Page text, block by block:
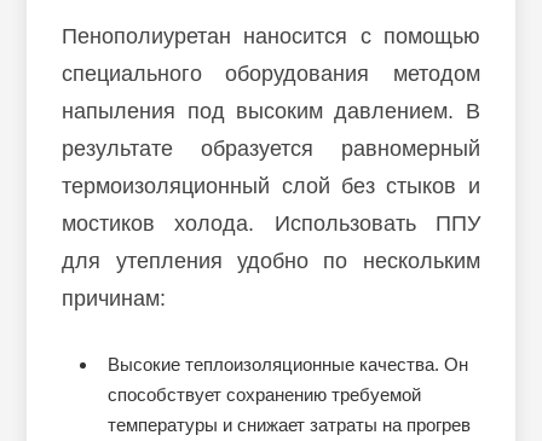
Пенополиуретан наносится с помощью
специального оборудования методом
напыления под высоким давлением. В
результате образуется равномерный
термоизоляционный слой без стыков и
мостиков холода. Использовать ППУ
для утепления удобно по нескольким
причинам:
Высокие теплоизоляционные качества. Он
способствует сохранению требуемой
температуры и снижает затраты на прогрев